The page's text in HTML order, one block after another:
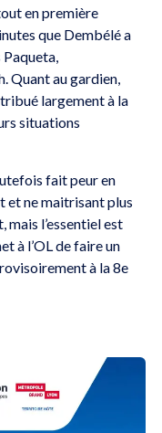
en première
que Dembélé a
Paqueta,
Quant au gardien,
largement à la
situations
fait peur en
et ne maitrisant plus
mais l’essentiel est
à l’OL de faire un
à la 8e